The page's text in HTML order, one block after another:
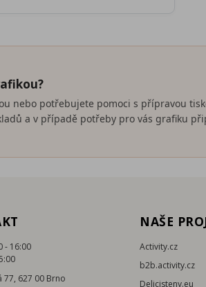
nebo potřebujete pomoci s přípravou
a v případě potřeby pro vás grafiku
- 16:00
77, 627 00 Brno
NAŠE
Activity.cz
b2b.activity.cz
Delicisteny.eu